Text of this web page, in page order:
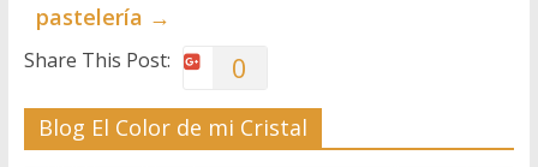
pastelería →
Share This Post: 0
Blog El Color de mi Cristal